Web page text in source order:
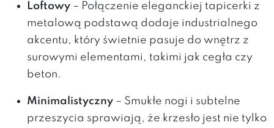
Loftowy – Połączenie eleganckiej tapicerki z
metalową podstawą dodaje industrialnego
akcentu, który świetnie pasuje do wnętrz z
surowymi elementami, takimi jak cegła czy
beton.
Minimalistyczny – Smukłe nogi i subtelne
przeszycia sprawiają, że krzesło jest nie tylko